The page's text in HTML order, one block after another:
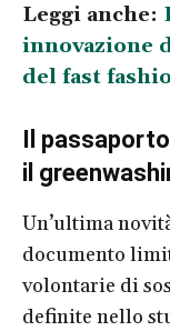
Leggi anche:
innovazione
del fast
Il
il
Un’ultima
documento
volontarie di
definite nello